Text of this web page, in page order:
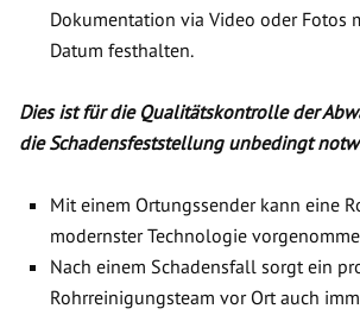
Dokumentation via Video oder Fotos
Datum festhalten.
Dies ist für die Qualitätskontrolle der
die Schadensfeststellung unbedingt
Mit einem Ortungssender kann eine
modernster Technologie
Nach einem Schadensfall sorgt ein
Rohrreinigungsteam vor Ort auch